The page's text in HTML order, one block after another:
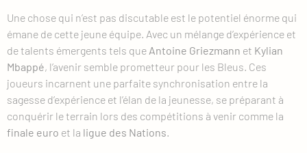
Une chose qui n’est pas discutable est le potentiel énorme qui
émane de cette jeune équipe. Avec un mélange d’expérience et
de talents émergents tels que Antoine Griezmann et Kylian
Mbappé, l’avenir semble prometteur pour les Bleus. Ces
joueurs incarnent une parfaite synchronisation entre la
sagesse d’expérience et l’élan de la jeunesse, se préparant à
conquérir le terrain lors des compétitions à venir comme la
finale euro et la ligue des Nations.